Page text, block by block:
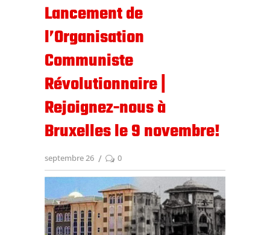
Lancement de
l’Organisation
Communiste
Révolutionnaire |
Rejoignez-nous à
Bruxelles le 9 novembre!
septembre 26 0